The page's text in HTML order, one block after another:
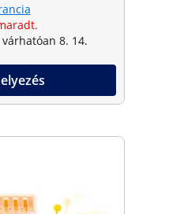
várhatóan 8. 14.